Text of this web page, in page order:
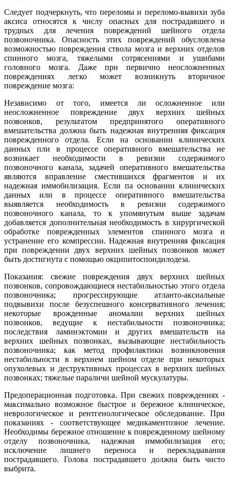
Следует подчеркнуть, что переломы и переломо-вывихи зуба
аксиса относятся к числу опасных для пострадавшего и
трудных для лечения повреждений шейного отдела
позвоночника. Опасность этих повреждений обусловлена
возможностью повреждения ствола мозга и верхних отделов
спинного мозга, тяжелыми сотрясениями и ушибами
головного мозга. Даже при первично неосложненных
повреждениях легко может возникнуть вторичное
повреждение мозга:
Независимо от того, имеется ли осложненное или
неосложненное повреждение двух верхних шейных
позвонков, результатом предпринятого оперативного
вмешательства должна быть надежная внутренняя фиксация
поврежденного отдела. Если на основании клинических
данных пли в процессе оперативного вмешательства не
возникает необходимости в ревизии содержимого
позвоночного канала, задачей оперативного вмешательства
являются вправление сместившихся фрагментов и их
надежная иммобилизация. Если па основании клинических
данных или в процессе оперативного вмешательства
выявляется необходимость в ревизии содержимого
позвоночного канала, то к упомянутым выше задачам
добавляется дополнительная необходимость в хирургической
обработке поврежденных элементов спинного мозга и
устранение его компрессии. Надежная внутренняя фиксация
при повреждении двух верхних шейных позвонков может
быть достигнута с помощью окципитоспондилодеза.
Показания: свежие повреждения двух верхних шейных
позвонков, сопровождающиеся нестабильностью этого отдела
позвоночника; прогрессирующие атланто-аксиальные
подвывихи после безуспешного консервативного лечения;
некоторые врожденные аномалии верхних шейных
позвонков, ведущие к нестабильности позвоночника;
последствия ламинэктомии и других вмешательств на
верхних шейных позвонках, вызывающие нестабильность
позвоночника; как метод профилактики возникновения
нестабильности в верхнем шейном отделе при некоторых
опухолевых и деструктивных процессах в верхних шейных
позвонках; тяжелые параличи шейной мускулатуры.
Предоперационная подготовка. При свежих повреждениях -
максимально возможное быстрое и бережное клиническое,
неврологическое и рентгенологическое обследование. При
показаниях - соответствующее медикаментозное лечение.
Необходимы бережное отношение к поврежденному шейному
отделу позвоночника, надежная иммобилизация его;
исключение лишнего переноса и перекладывания
пострадавшего. Голова пострадавшего должна быть чисто
выбрита.